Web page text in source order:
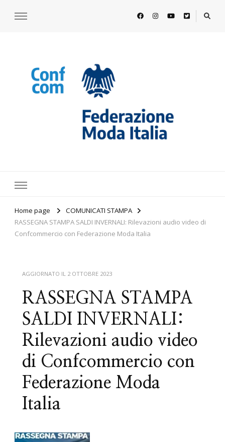
Home page
COMUNICATI STAMPA
RASSEGNA STAMPA SALDI INVERNALI: Rilevazioni audio video di
Confcommercio con Federazione Moda Italia
AGGIORNATO IL 2 OTTOBRE 2023
RASSEGNA STAMPA
SALDI INVERNALI:
Rilevazioni audio video
di Confcommercio con
Federazione Moda
Italia